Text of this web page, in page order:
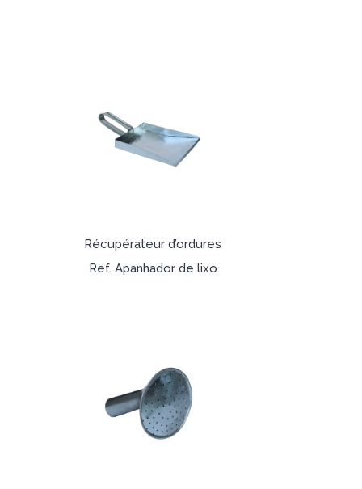
Récupérateur d’ordures
Ref. Apanhador de lixo